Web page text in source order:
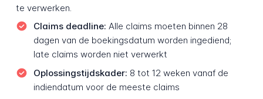
te verwerken.
Claims deadline: Alle claims moeten binnen 28
dagen van de boekingsdatum worden ingediend;
late claims worden niet verwerkt
Oplossingstijdskader: 8 tot 12 weken vanaf de
indiendatum voor de meeste claims